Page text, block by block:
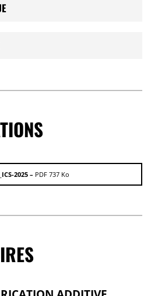
2025 – PDF 737 Ko